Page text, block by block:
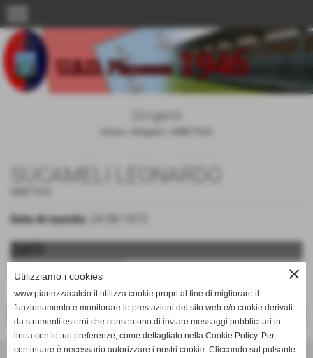
menu
Dirigenti
SUCAMELI LEONARDO
Data di nascita:
DATI
U.S.D. PIANEZZA
close
Utilizziamo i cookies
www.pianezzacalcio.it utilizza cookie propri al fine di migliorare il
funzionamento e monitorare le prestazioni del sito web e/o cookie derivati
da strumenti esterni che consentono di inviare messaggi pubblicitari in
linea con le tue preferenze, come dettagliato nella Cookie Policy. Per
continuare è necessario autorizzare i nostri cookie. Cliccando sul pulsante